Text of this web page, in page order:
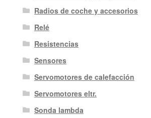
Radios de coche y accesorios
Relé
Resistencias
Sensores
Servomotores de calefacción
Servomotores eltr.
Sonda lambda